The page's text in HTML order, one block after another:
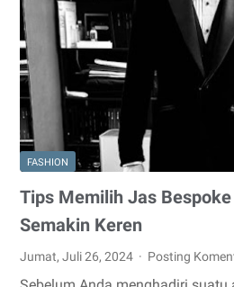
to
a
Perfect
Holiday
Look
FASHION
Tips Memilih Jas
Semakin Keren
Jumat, Juli 26, 2024 Posting